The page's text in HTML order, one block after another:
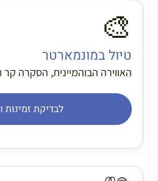
🎨
טיול במונמארטר
האווירה הבוהמיינית, הסקרה קר
לבדיקת זמינות